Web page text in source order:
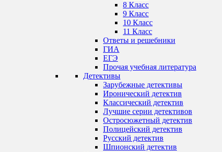
8 Класс
9 Класс
10 Класс
11 Класс
Ответы и решебники
ГИА
ЕГЭ
Прочая учебная литература
Детективы
Зарубежные детективы
Иронический детектив
Классический детектив
Лучшие серии детективов
Остросюжетный детектив
Полицейский детектив
Русский детектив
Шпионский детектив